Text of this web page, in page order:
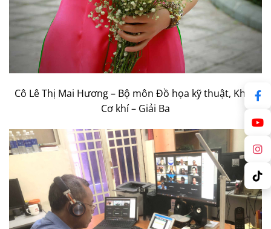
Cô Lê Thị Mai Hương – Bộ môn Đồ họa kỹ thuật, Khoa
Cơ khí – Giải Ba